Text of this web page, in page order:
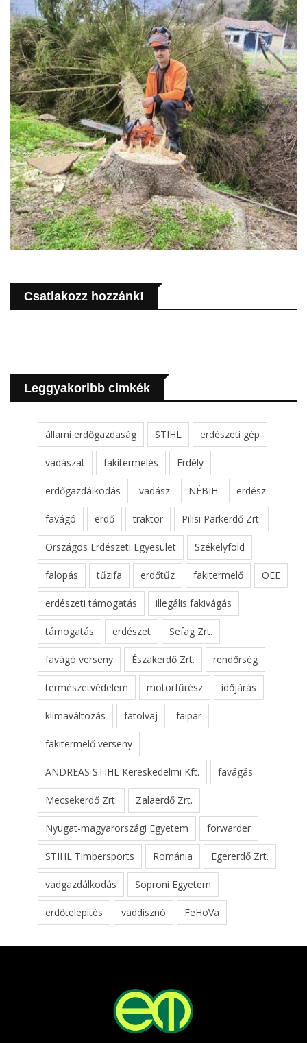
Csatlakozz hozzánk!
Leggyakoribb cimkék
állami erdőgazdaság STIHL erdészeti gép
vadászat fakitermelés Erdély
erdőgazdálkodás vadász NÉBIH erdész
favágó erdő traktor Pilisi Parkerdő Zrt.
Országos Erdészeti Egyesület Székelyföld
falopás tűzifa erdőtűz fakitermelő OEE
erdészeti támogatás illegális fakivágás
támogatás erdészet Sefag Zrt.
favágó verseny Északerdő Zrt. rendőrség
természetvédelem motorfűrész időjárás
klímaváltozás fatolvaj faipar
fakitermelő verseny
ANDREAS STIHL Kereskedelmi Kft. favágás
Mecsekerdő Zrt. Zalaerdő Zrt.
Nyugat-magyarországi Egyetem forwarder
STIHL Timbersports Románia Egererdő Zrt.
vadgazdálkodás Soproni Egyetem
erdőtelepítés vaddisznó FeHoVa